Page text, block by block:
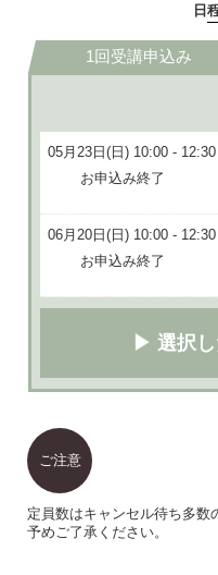
日
1回受講申込み
05月23日(日) 10:00 - 12:30
お申込み終了
06月20日(日) 10:00 - 12:30
お申込み終了
▶ 選択
ご注意
定員数はキャンセル待ち多数
予めご了承ください。